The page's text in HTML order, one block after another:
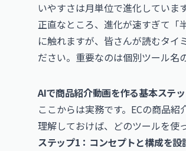
いやすさは月単位で進化しています
正直なところ、進化が速すぎて「
に触れますが、皆さんが読むタイ
ださい。重要なのは個別ツール名
AIで商品紹介動画を作る基本ステ
ここからは実務です。ECの商品
理解しておけば、どのツールを使
ステップ1：コンセプトと構成を設